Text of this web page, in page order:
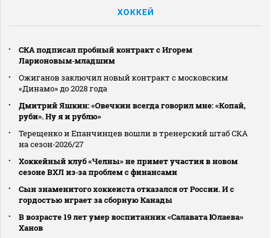
ХОККЕЙ
СКА подписал пробный контракт с Игорем
Ларионовым‑младшим
Ожиганов заключил новый контракт с московским
«Динамо» до 2028 года
Дмитрий Яшкин: «Овечкин всегда говорил мне: «Копай,
руби». Ну я и рублю»
Терещенко и Епанчинцев вошли в тренерский штаб СКА
на сезон‑2026/27
Хоккейный клуб «Челны» не примет участия в новом
сезоне ВХЛ из‑за проблем с финансами
Сын знаменитого хоккеиста отказался от России. И с
гордостью играет за сборную Канады
В возрасте 19 лет умер воспитанник «Салавата Юлаева»
Ханов